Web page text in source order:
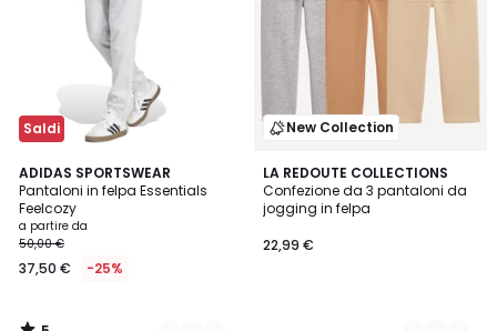
Saldi
ADIDAS SPORTSWEAR
Pantaloni in felpa Essentials
Feelcozy
a partire da
50,00 €
37,50 € -25%
5
/
5
2
Colori
New Collection
LA REDOUTE COLLECTIONS
Confezione da 3 pantaloni da
jogging in felpa
22,99 €
2
Colori